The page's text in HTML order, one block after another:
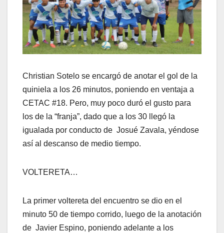
Christian Sotelo se encargó de anotar el gol de la
quiniela a los 26 minutos, poniendo en ventaja a
CETAC #18. Pero, muy poco duró el gusto para
los de la “franja”, dado que a los 30 llegó la
igualada por conducto de Josué Zavala, yéndose
así al descanso de medio tiempo.
VOLTERETA…
La primer voltereta del encuentro se dio en el
minuto 50 de tiempo corrido, luego de la anotación
de Javier Espino, poniendo adelante a los